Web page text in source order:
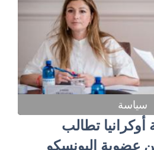
سياسة
أوكرانيا تطالب
عضوية اليونسكو